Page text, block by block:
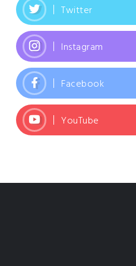
Twitter
Instagram
Facebook
YouTube